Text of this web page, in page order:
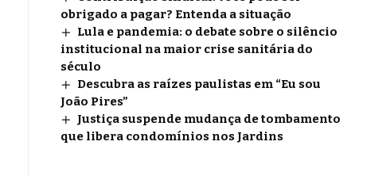
obrigado a pagar? Entenda a situação
Lula e pandemia: o debate sobre o silêncio
institucional na maior crise sanitária do
século
Descubra as raízes paulistas em “Eu sou
João Pires”
Justiça suspende mudança de tombamento
que libera condomínios nos Jardins